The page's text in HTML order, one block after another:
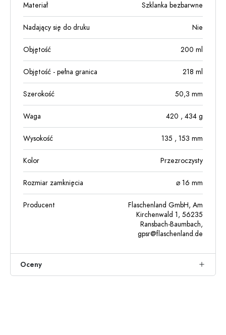
Materiał Szklanka bezbarwne
Nadający się do druku Nie
Objętość 200 ml
Objętość - pełna granica 218 ml
Szerokość 50,3 mm
Waga 420 , 434 g
Wysokość 135 , 153 mm
Kolor Przezroczysty
Rozmiar zamknięcia ⌀ 16 mm
Producent
Flaschenland GmbH, Am
Kirchenwald 1, 56235
Ransbach-Baumbach,
gpsr@flaschenland.de
Oceny